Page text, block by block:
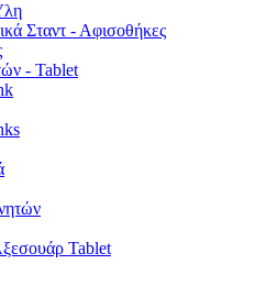
Σταντ - Αφισοθήκες
- Tablet
Tablet